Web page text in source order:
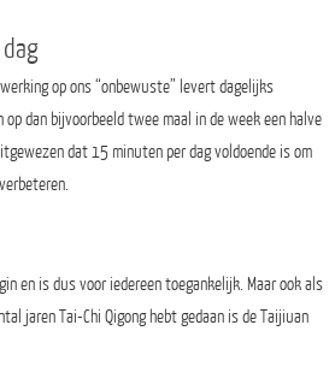
op ons “onbewuste” levert dagelijks
dan bijvoorbeeld twee maal in de week een halve
dat 15 minuten per dag voldoende is om
en is dus voor iedereen toegankelijk. Maar ook als
jaren Tai-Chi Qigong hebt gedaan is de Taijiuan